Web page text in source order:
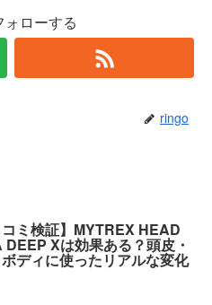
ォローする
ringo
コミ検証】MYTREX HEAD
DEEP Xは効果ある？頭皮・
ディに使ったリアルな変化